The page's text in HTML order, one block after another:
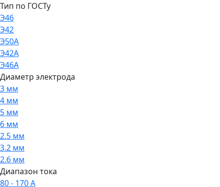
Тип по ГОСТу
Э46
Э42
Э50А
Э42А
Э46А
Диаметр электрода
3 мм
4 мм
5 мм
6 мм
2.5 мм
3.2 мм
2.6 мм
Диапазон тока
80 - 170 А